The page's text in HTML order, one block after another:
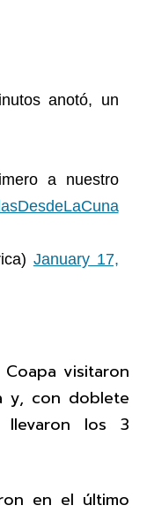
anotó, un
a nuestro
January 17,
visitaron
y, con doblete
llevaron los 3
en el último